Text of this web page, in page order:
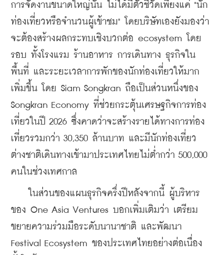
การจัดงานขนาดใหญ่นั้น ไม่ได้มีตัวชี้วัดเพียงแค่ "นัก
ท่องเที่ยวหรือจำนวนผู้เข้าชม" โดยบริษัทเองยังมองว่า
จะต้องสร้างผลกระทบเชิงบวกต่อ ecosystem โดย
รอบ ทั้งโรงแรม ร้านอาหาร การเดินทาง ธุรกิจใน
พื้นที่ และระยะเวลาการพักของนักท่องเที่ยวให้มาก
เพิ่มขึ้น โดย Siam Songkran ถือเป็นส่วนหนึ่งของ
Songkran Economy ที่ช่วยกระตุ้นเศรษฐกิจการท่อง
เที่ยวในปี 2026 ซึ่งคาดว่าจะสร้างรายได้ทางการท่อง
เที่ยวรวมกว่า 30,350 ล้านบาท และมีนักท่องเที่ยว
ต่างชาติเดินทางเข้ามาประเทศไทยไม่ต่ำกว่า 500,000
คนในช่วงเทศกาล
ในส่วนของแผนธุรกิจครึ่งปีหลังจากนี้ ผู้บริหาร
ของ One Asia Ventures บอกเพิ่มเติมว่า เตรียม
ขยายความร่วมมือระดับนานาชาติ และพัฒนา
Festival Ecosystem ของประเทศไทยอย่างต่อเนื่อง